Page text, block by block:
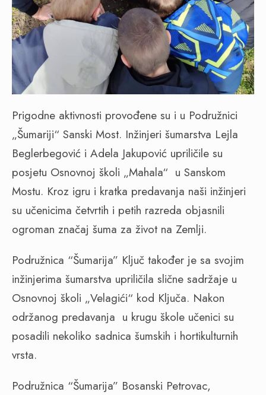
Prigodne aktivnosti provođene su i u Podružnici
„Šumariji“ Sanski Most. Inžinjeri šumarstva Lejla
Beglerbegović i Adela Jakupović upriličile su
posjetu Osnovnoj školi „Mahala“ u Sanskom
Mostu. Kroz igru i kratka predavanja naši inžinjeri
su učenicima četvrtih i petih razreda objasnili
ogroman značaj šuma za život na Zemlji.
Podružnica “Šumarija” Ključ također je sa svojim
inžinjerima šumarstva upriličila slične sadržaje u
Osnovnoj školi „Velagići“ kod Ključa. Nakon
održanog predavanja u krugu škole učenici su
posadili nekoliko sadnica šumskih i hortikulturnih
vrsta.
Podružnica “Šumarija” Bosanski Petrovac,